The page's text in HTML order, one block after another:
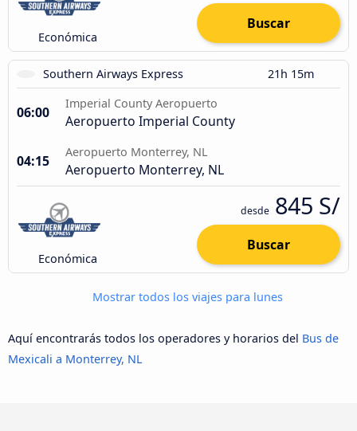
Económica
Buscar
Southern Airways Express 21h 15m
06:00
Imperial County Aeropuerto
Aeropuerto Imperial County
04:15
Aeropuerto Monterrey, NL
Aeropuerto Monterrey, NL
Económica
desde 845 S/
Buscar
Mostrar todos los viajes para lunes
Aquí encontrarás todos los operadores y horarios del Bus de
Mexicali a Monterrey, NL